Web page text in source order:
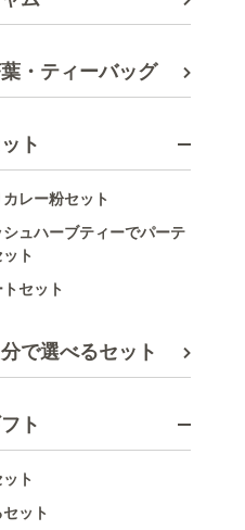
・ティーバッグ
ト
レー粉セット
シュハーブティーでパーテ
ト
セット
で選べるセット
ト
ト
ット